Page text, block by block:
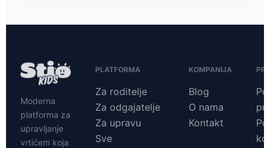
Moderna
platforma za
upravljanje
vrtićem koja
PLATFORMA
Za roditelje
Za odgajatelje
Za upravu
Sve
KOMPANIJA
Blog
O nama
Kontakt